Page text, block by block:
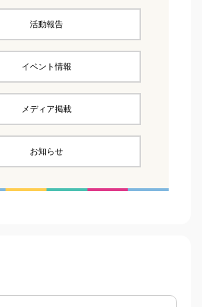
活動報告
イベント情報
メディア掲載
お知らせ